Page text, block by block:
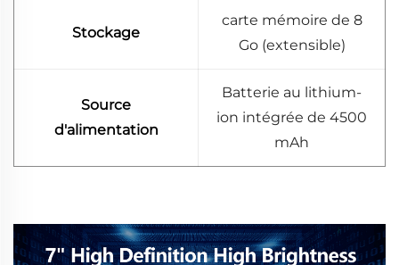
Stockage
carte mémoire de 8
Go (extensible)
Source
d'alimentation
Batterie au lithium-
ion intégrée de 4500
mAh